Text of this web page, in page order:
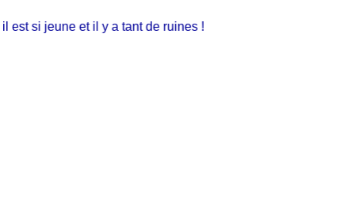
si jeune et il y a tant de ruines !